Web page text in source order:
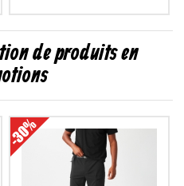
de produits en